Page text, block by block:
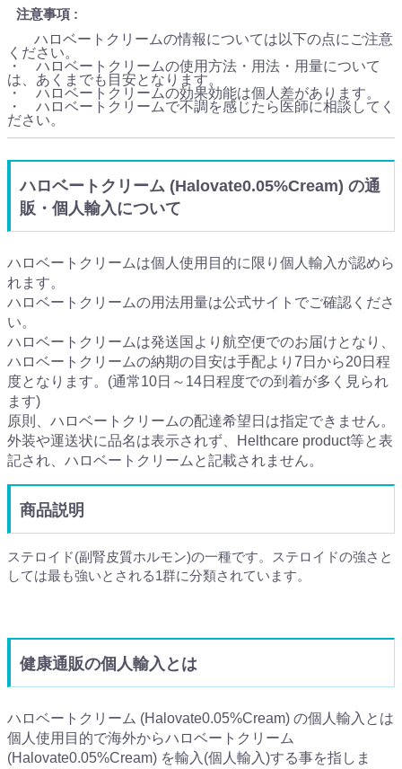
注意事項
ハロベートクリームの情報については以下の点にご注意
ください。
・ ハロベートクリームの使用方法・用法・用量について
は、あくまでも目安となります。
・ ハロベートクリームの効果効能は個人差があります。
・ ハロベートクリームで不調を感じたら医師に相談してく
ださい。
ハロベートクリーム (Halovate0.05%Cream) の通
販・個人輸入について
ハロベートクリームは個人使用目的に限り個人輸入が認めら
れます。
ハロベートクリームの用法用量は公式サイトでご確認くださ
い。
ハロベートクリームは発送国より航空便でのお届けとなり、
ハロベートクリームの納期の目安は手配より7日から20日程
度となります。(通常10日～14日程度での到着が多く見られ
ます)
原則、ハロベートクリームの配達希望日は指定できません。
外装や運送状に品名は表示されず、Helthcare product等と表
記され、ハロベートクリームと記載されません。
商品説明
ステロイド(副腎皮質ホルモン)の一種です。ステロイドの強さと
しては最も強いとされる1群に分類されています。
健康通販の個人輸入とは
ハロベートクリーム (Halovate0.05%Cream) の個人輸入とは
個人使用目的で海外からハロベートクリーム
(Halovate0.05%Cream) を輸入(個人輸入)する事を指しま